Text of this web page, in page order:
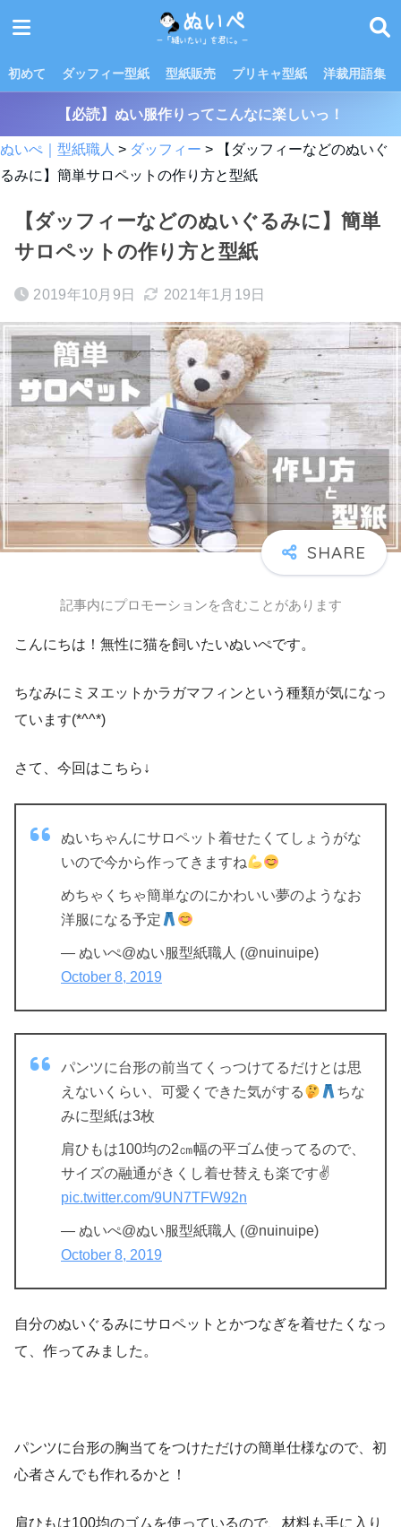
初めて ダッフィー型紙 型紙販売 プリキャ型紙 洋裁用語集
【必読】ぬい服作りってこんなに楽しいっ！
ぬいぺ｜型紙職人 > ダッフィー >
【ダッフィーなどのぬいぐ
るみに】簡単サロペットの作り方と型紙
【ダッフィーなどのぬいぐるみに】簡単
サロペットの作り方と型紙
2019年10月9日 2021年1月19日
記事内にプロモーションを含むことがあります
こんにちは！無性に猫を飼いたいぬいぺです。
ちなみにミヌエットかラガマフィンという種類が気になっ
ています(*^^*)
さて、今回はこちら↓
ぬいちゃんにサロペット着せたくてしょうがな
いので今から作ってきますね
めちゃくちゃ簡単なのにかわいい夢のようなお
洋服になる予定
— ぬいぺ@ぬい服型紙職人 (@nuinuipe)
October 8, 2019
パンツに台形の前当てくっつけてるだけとは思
えないくらい、可愛くできた気がする
ちな
みに型紙は3枚
肩ひもは100均の2㎝幅の平ゴム使ってるので、
サイズの融通がきくし着せ替えも楽です✌️
pic.twitter.com/9UN7TFW92n
— ぬいぺ@ぬい服型紙職人 (@nuinuipe)
October 8, 2019
自分のぬいぐるみにサロペットとかつなぎを着せたくなっ
て、作ってみました。
パンツに台形の胸当てをつけただけの簡単仕様なので、初
心者さんでも作れるかと！
肩ひもは100均のゴムを使っているので、材料も手に入り